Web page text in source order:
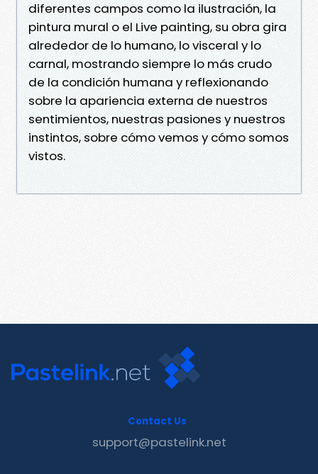
diferentes campos como la ilustración, la
pintura mural o el Live painting, su obra gira
alrededor de lo humano, lo visceral y lo
carnal, mostrando siempre lo más crudo
de la condición humana y reflexionando
sobre la apariencia externa de nuestros
sentimientos, nuestras pasiones y nuestros
instintos, sobre cómo vemos y cómo somos
vistos.
Contact Us
support@pastelink.net